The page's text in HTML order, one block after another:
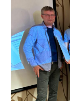
konferencii
2026
v
Martine